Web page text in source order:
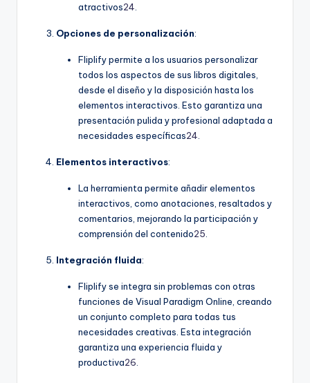
atractivos24
Opciones de personalización:
Fliplify permite a los usuarios personalizar
todos los aspectos de sus libros digitales,
desde el diseño y la disposición hasta los
elementos interactivos. Esto garantiza una
presentación pulida y profesional adaptada a
necesidades específicas24
Elementos interactivos:
La herramienta permite añadir elementos
interactivos, como anotaciones, resaltados y
comentarios, mejorando la participación y
comprensión del contenido25
Integración fluida:
Fliplify se integra sin problemas con otras
funciones de Visual Paradigm Online, creando
un conjunto completo para todas tus
necesidades creativas. Esta integración
garantiza una experiencia fluida y
productiva26